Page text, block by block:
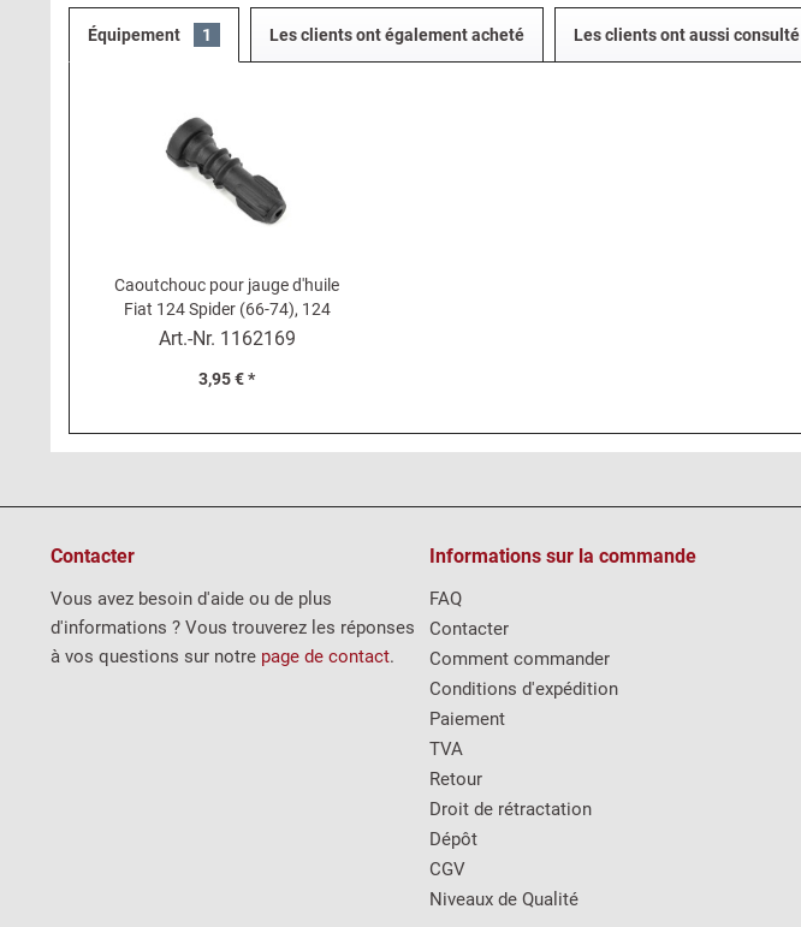
Équipement 1 Les clients ont également acheté Les clients ont aussi consulté
Caoutchouc pour jauge d'huile
Fiat 124 Spider (66-74), 124
Coupé, 125, 126, 500, 850, 1200,
Art.-Nr. 1162169
3,95 € *
Contacter
Vous avez besoin d'aide ou de plus
d'informations ? Vous trouverez les réponses
à vos questions sur notre page de contact.
Informations sur la commande
FAQ
Contacter
Comment commander
Conditions d'expédition
Paiement
TVA
Retour
Droit de rétractation
Dépôt
CGV
Niveaux de Qualité